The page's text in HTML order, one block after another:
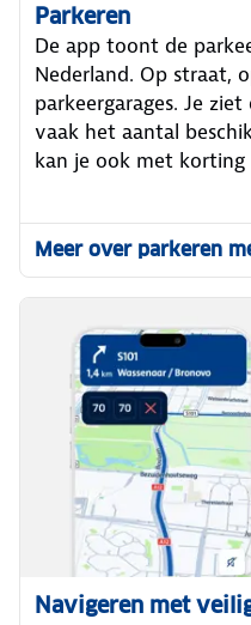
Parkeren
De app toont de
Nederland. Op straat,
parkeergarages. Je
vaak het aantal
kan je ook met korting
Meer over parkeren
Navigeren met